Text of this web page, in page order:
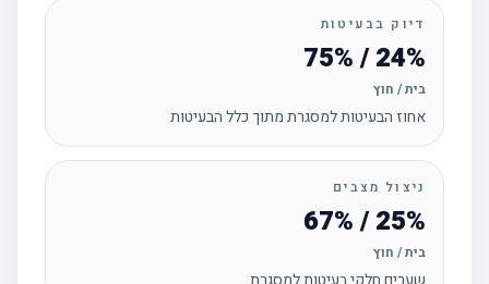
דיוק בבעיטות
24% / 75%
בית / חוץ
אחוז הבעיטות למסגרת מתוך כלל הבעיטות
ניצול מצבים
25% / 67%
בית / חוץ